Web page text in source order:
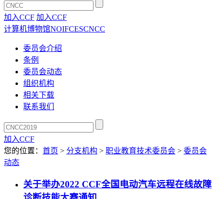
加入CCF 加入CCF
计算机博物馆NOIFCESCNCC
委员会介绍
条例
委员会动态
组织机构
相关下载
联系我们
加入CCF
您的位置： 首页 > 分支机构 > 职业教育技术委员会 > 委员会
动态
关于举办2022 CCF全国电动汽车远程在线故障